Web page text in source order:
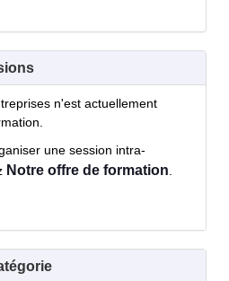
n'est actuellement
une session intra-
Notre offre de formation.